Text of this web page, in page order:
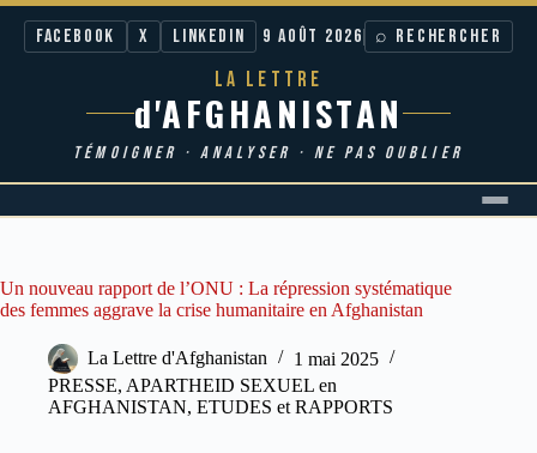
Facebook X LinkedIn 9 AOÛT 2026 ⌕ RECHERCHER
LA LETTRE
d'AFGHANISTAN
TÉMOIGNER · ANALYSER · NE PAS OUBLIER
Un nouveau rapport de l’ONU : La répression systématique
des femmes aggrave la crise humanitaire en Afghanistan
La Lettre d'Afghanistan
1 mai 2025
PRESSE, APARTHEID SEXUEL en
AFGHANISTAN, ETUDES et RAPPORTS